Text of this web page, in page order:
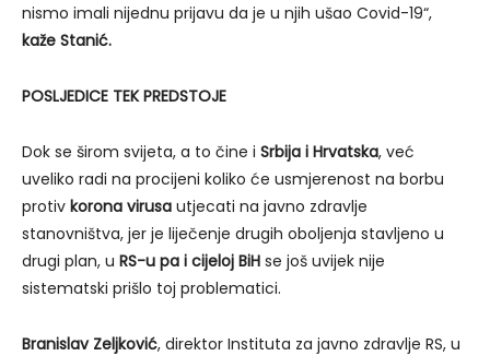
nismo imali nijednu prijavu da je u njih ušao Covid-19“,
kaže Stanić.
POSLJEDICE TEK PREDSTOJE
Dok se širom svijeta, a to čine i Srbija i Hrvatska, već
uveliko radi na procijeni koliko će usmjerenost na borbu
protiv korona virusa utjecati na javno zdravlje
stanovništva, jer je liječenje drugih oboljenja stavljeno u
drugi plan, u RS-u pa i cijeloj BiH se još uvijek nije
sistematski prišlo toj problematici.
Branislav Zeljković, direktor Instituta za javno zdravlje RS, u